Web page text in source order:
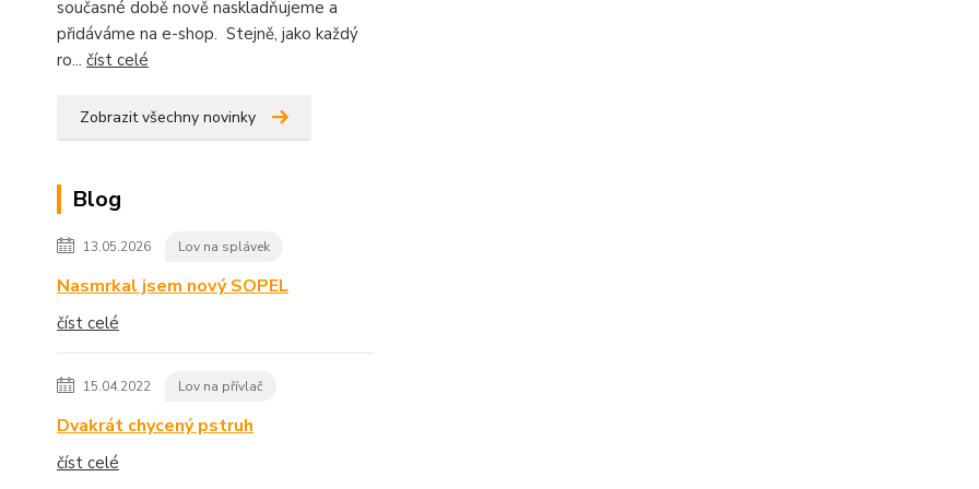
současné době nově naskladňujeme a
přidáváme na e-shop. Stejně, jako každý
ro... číst celé
Zobrazit všechny novinky
Blog
13.05.2026 Lov na splávek
Nasmrkal jsem nový SOPEL
číst celé
15.04.2022 Lov na přívlač
Dvakrát chycený pstruh
číst celé